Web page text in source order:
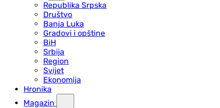
Republika Srpska
Društvo
Banja Luka
Gradovi i opštine
BiH
Srbija
Region
Svijet
Ekonomija
Hronika
Magazin